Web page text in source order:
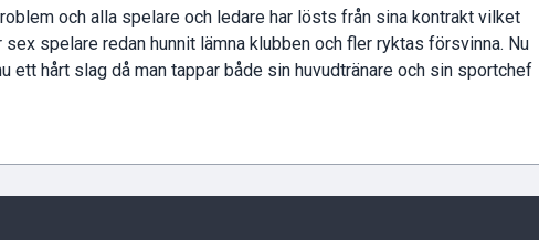
och alla spelare och ledare har lösts från sina kontrakt vilket
spelare redan hunnit lämna klubben och fler ryktas försvinna. Nu
ett hårt slag då man tappar både sin huvudtränare och sin sportchef